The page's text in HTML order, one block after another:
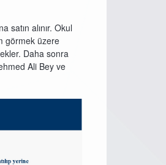
satın alınır. Okul
görmek üzere
Daha sonra
Ali Bey ve